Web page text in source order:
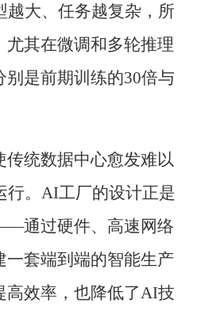
越大、任务越复杂，所
尤其在微调和多轮推理
别是前期训练的30倍与
传统数据中心愈发难以
行。AI工厂的设计正是
通过硬件、高速网络
一套端到端的智能生产
高效率，也降低了AI技